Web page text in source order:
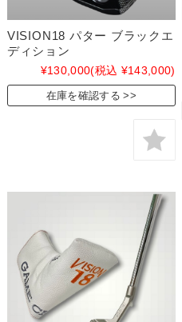
VISION18 パター ブラックエ
ディション
¥130,000(税込 ¥143,000)
在庫を確認する